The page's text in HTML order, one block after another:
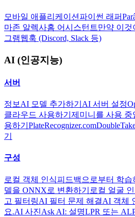
모바일 애플리케이션 파이썬 래퍼
마존 알렉사홈 어시스턴트만약 이것
그램웹훅 (Discord, Slack 등)
AI (인공지능)
서버
정보 AI 모델 추가하기 AI 서버 설정
클라우드 사용하기 제미니를 사용 중
용하기 PlateRecognizer.com
기
구성
로컬 객체 인식피드백으로부터 학습
델을 ONNX로 변환하기 로컬 얼굴
고 필터링AI 필터 문제 해결AI 객체
요.AI 사진Ask AI: 설명LPR 또는